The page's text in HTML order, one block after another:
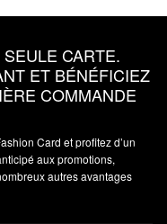
CARTE.
ET BÉNÉFICIEZ
COMMANDE
Card et profitez d’un
aux promotions,
autres avantages